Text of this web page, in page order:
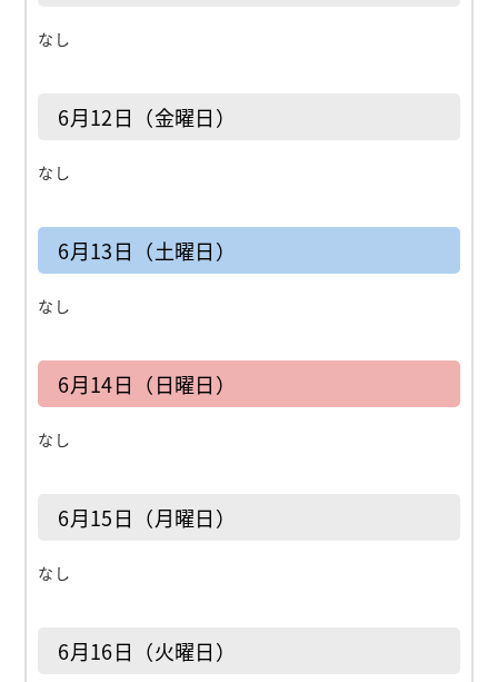
なし
6月12日（金曜日）
なし
6月13日（土曜日）
なし
6月14日（日曜日）
なし
6月15日（月曜日）
なし
6月16日（火曜日）